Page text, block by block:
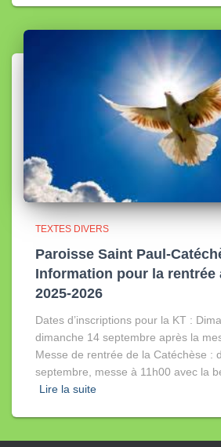
TEXTES DIVERS
Paroisse Saint Paul-
Information pour la rentrée
2025-2026
Dates d’inscriptions pour la KT :
dimanche 14 septembre après la
Messe de rentrée de la Catéchèse :
septembre, messe à 11h00 avec la
Lire la suite